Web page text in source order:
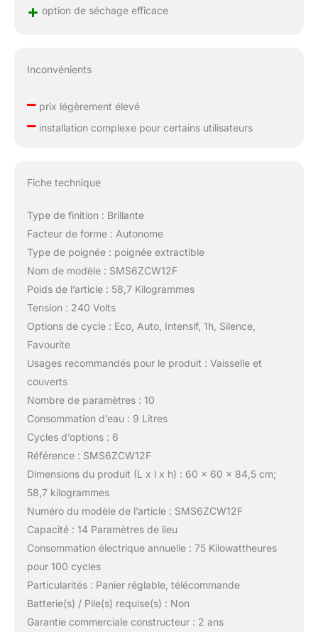
+ option de séchage efficace
Inconvénients
–prix légèrement élevé
–installation complexe pour certains utilisateurs
Fiche technique
Type de finition : Brillante
Facteur de forme : Autonome
Type de poignée : poignée extractible
Nom de modèle : SMS6ZCW12F
Poids de l’article : 58,7 Kilogrammes
Tension : 240 Volts
Options de cycle : Eco, Auto, Intensif, 1h, Silence,
Favourite
Usages recommandés pour le produit : Vaisselle et
couverts
Nombre de paramètres : 10
Consommation d’eau : 9 Litres
Cycles d’options : 6
Référence : SMS6ZCW12F
Dimensions du produit (L x l x h) : 60 x 60 x 84,5 cm;
58,7 kilogrammes
Numéro du modèle de l’article : SMS6ZCW12F
Capacité : 14 Paramètres de lieu
Consommation électrique annuelle : 75 Kilowattheures
pour 100 cycles
Particularités : Panier réglable, télécommande
Batterie(s) / Pile(s) requise(s) : Non
Garantie commerciale constructeur : 2 ans